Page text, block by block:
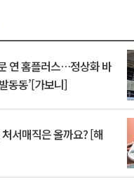
연 홈플러스…정상화 바
동동’[가보니]
서매직은 올까요? [해